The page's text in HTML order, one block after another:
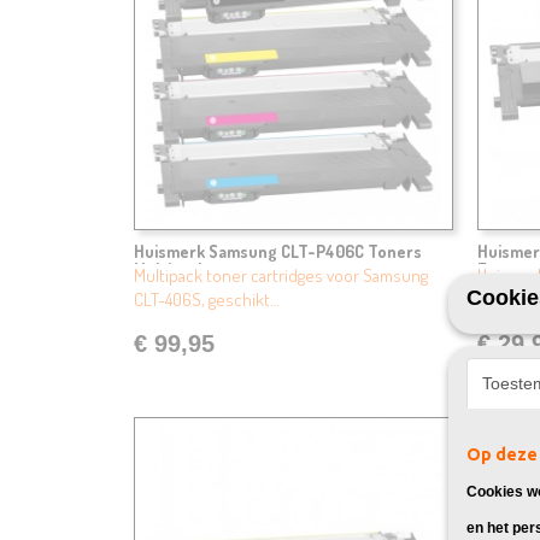
Huismerk Samsung CLT-P406C Toners
Multipack
Multipack toner cartridges voor Samsung
CLT-406S, geschikt…
€ 99,95
Zwart
€
Op
Cookies
en het